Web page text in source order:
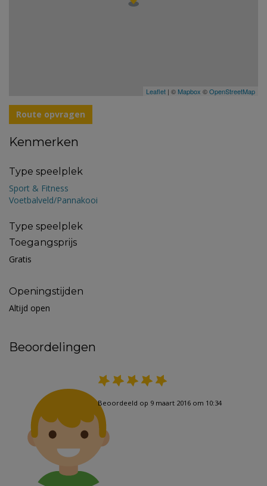
Leaflet | © Mapbox ©OpenStreetMap
Route opvragen
Kenmerken
Type speelplek
Sport & Fitness
Voetbalveld/Pannakooi
Type speelplek
Toegangsprijs
Gratis
Openingstijden
Altijd open
Beoordelingen
Beoordeeld op 9 maart 2016 om 10:34